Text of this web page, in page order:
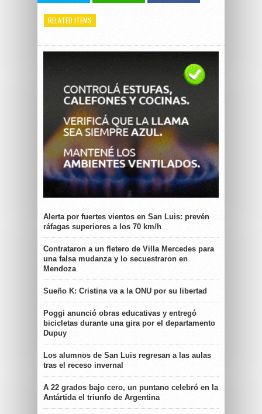
RELATED ITEMS
Alerta por fuertes vientos en San Luis: prevén
ráfagas superiores a los 70 km/h
Contrataron a un fletero de Villa Mercedes para
una falsa mudanza y lo secuestraron en
Mendoza
Sueño K: Cristina va a la ONU por su libertad
Poggi anunció obras educativas y entregó
bicicletas durante una gira por el departamento
Dupuy
Los alumnos de San Luis regresan a las aulas
tras el receso invernal
A 22 grados bajo cero, un puntano celebró en la
Antártida el triunfo de Argentina